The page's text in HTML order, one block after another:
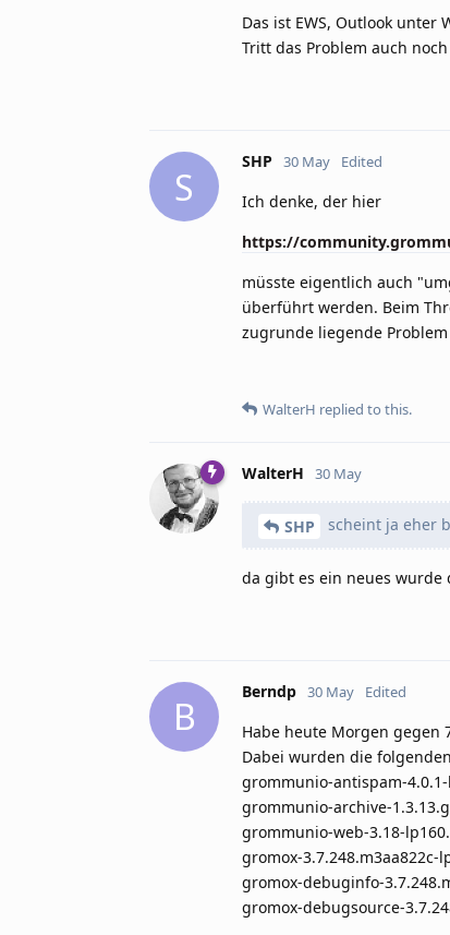
Das ist EWS, Outlook unter
Tritt das Problem auch
S
SHP 30 May Edited
Ich denke, der hier
https://
müsste eigentlich auch
überführt werden. Beim
zugrunde liegende
WalterH replied to this.
WalterH 30 May
SHP scheint ja eher
da gibt es ein neues wurde
B
Berndp 30 May Edited
Habe heute Morgen gegen
Dabei wurden die
grommunio-antispam-
grommunio-archive-
grommunio-web-3.18-
gromox-3.7.248.m3aa822c-
gromox-debuginfo-
gromox-debugsource-